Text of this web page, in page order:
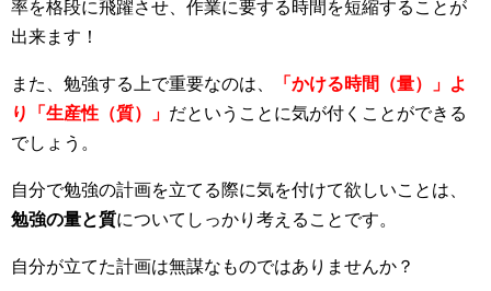
率を格段に飛躍させ、作業に要する時間を短縮することが
出来ます！
また、勉強する上で重要なのは、
「かける時間（量）」よ
り「生産性（質）」 だということに気が付くことができる
でしょう。
自分で勉強の計画を立てる際に気を付けて欲しいことは、
勉強の量と質についてしっかり考えることです。
自分が立てた計画は無謀なものではありませんか？